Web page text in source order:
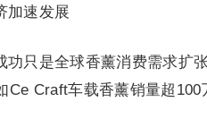
加速发展
功只是全球香薰消费需求扩
Ce Craft车载香薰销量超100